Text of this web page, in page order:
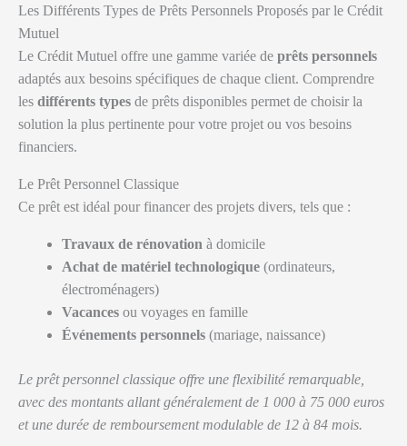
Les Différents Types de Prêts Personnels Proposés par le Crédit
Mutuel
Le Crédit Mutuel offre une gamme variée de prêts personnels
adaptés aux besoins spécifiques de chaque client. Comprendre
les différents types de prêts disponibles permet de choisir la
solution la plus pertinente pour votre projet ou vos besoins
financiers.
Le Prêt Personnel Classique
Ce prêt est idéal pour financer des projets divers, tels que :
Travaux de rénovation à domicile
Achat de matériel technologique (ordinateurs,
électroménagers)
Vacances ou voyages en famille
Événements personnels (mariage, naissance)
Le prêt personnel classique offre une flexibilité remarquable,
avec des montants allant généralement de 1 000 à 75 000 euros
et une durée de remboursement modulable de 12 à 84 mois.